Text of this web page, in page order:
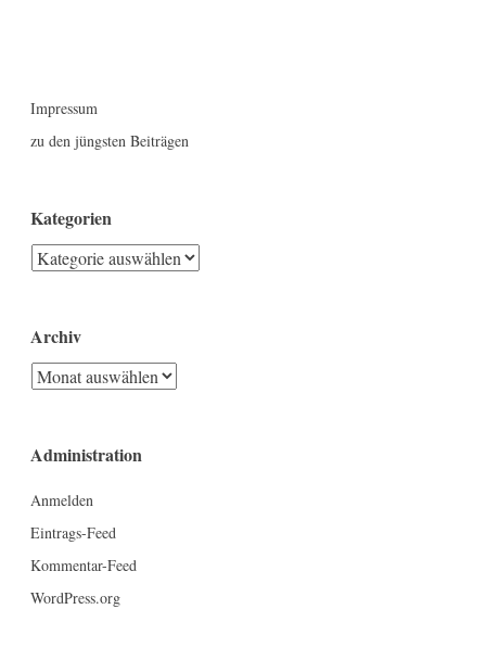
Impressum
zu den jüngsten Beiträgen
Kategorien
Kategorien
Archiv
Archiv
Administration
Anmelden
Eintrags-Feed
Kommentar-Feed
WordPress.org